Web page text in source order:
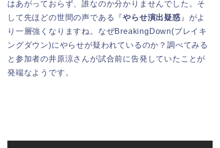
はあがっておらず、誰なのか分かりませんでした。そ
して先ほどの世間の声である『やらせ演出疑惑 』がよ
り一層強くなりますね。なぜBreakingDown(ブレイキ
ングダウン)にやらせが疑われているのか？調べてみる
と参加者の井原涼さんが試合前に告発していたことが
発端なようです。